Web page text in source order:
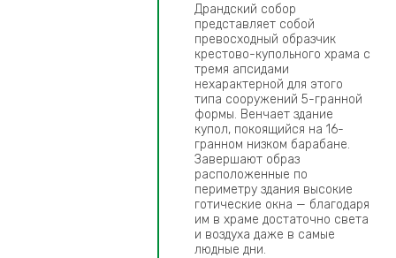
Драндский собор
представляет собой
превосходный образчик
крестово-купольного храма с
тремя апсидами
нехарактерной для этого
типа сооружений 5-гранной
формы. Венчает здание
купол, покоящийся на 16-
гранном низком барабане.
Завершают образ
расположенные по
периметру здания высокие
готические окна — благодаря
им в храме достаточно света
и воздуха даже в самые
людные дни.